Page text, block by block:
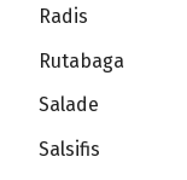
Radis
Rutabaga
Salade
Salsifis